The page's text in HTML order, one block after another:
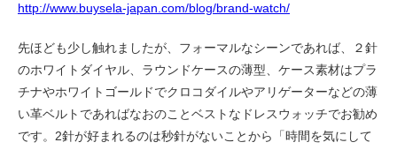
http://www.buysela-japan.com/blog/brand-watch/
先ほども少し触れましたが、フォーマルなシーンであれば、２針
のホワイトダイヤル、ラウンドケースの薄型、ケース素材はプラ
チナやホワイトゴールドでクロコダイルやアリゲーターなどの薄
い革ベルトであればなおのことベストなドレスウォッチでお勧め
です。2針が好まれるのは秒針がないことから「時間を気にして